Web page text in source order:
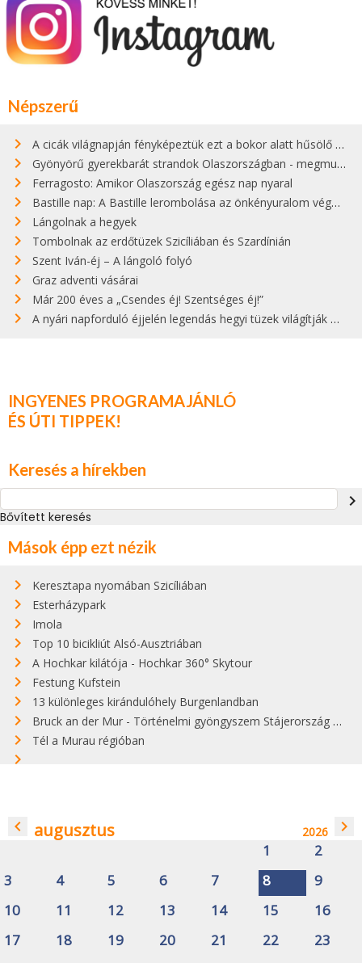
Népszerű
A cicák világnapján fényképeztük ezt a bokor alatt hűsölő cicát Kisorosziban
Gyönyörű gyerekbarát strandok Olaszországban - megmutatjuk a 15 legjobbat
Ferragosto: Amikor Olaszország egész nap nyaral
Bastille nap: A Bastille lerombolása az önkényuralom végét jelentette
Lángolnak a hegyek
Tombolnak az erdőtüzek Szicíliában és Szardínián
Szent Iván-éj – A lángoló folyó
Graz adventi vásárai
Már 200 éves a „Csendes éj! Szentséges éj!”
A nyári napforduló éjjelén legendás hegyi tüzek világítják meg Zugspitzét
INGYENES PROGRAMAJÁNLÓ
ÉS ÚTI TIPPEK!
Keresés a hírekben
navigate_next
Bővített keresés
Mások épp ezt nézik
Keresztapa nyomában Szicíliában
Esterházypark
Imola
Top 10 bicikliút Alsó-Ausztriában
A Hochkar kilátója - Hochkar 360° Skytour
Festung Kufstein
13 különleges kirándulóhely Burgenlandban
Bruck an der Mur - Történelmi gyöngyszem Stájerország szívében
Tél a Murau régióban
navigate_before augusztus 2026 navigate_next
1
2
3
4 5 6 7 8
9
10
11 12 13 14 15
16
17
18 19 20 21 22
23